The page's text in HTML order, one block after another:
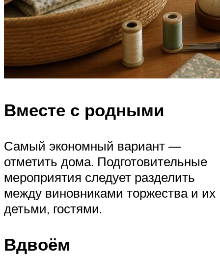
Вместе с родными
Самый экономный вариант —
отметить дома. Подготовительные
мероприятия следует разделить
между виновниками торжества и их
детьми, гостями.
Вдвоём